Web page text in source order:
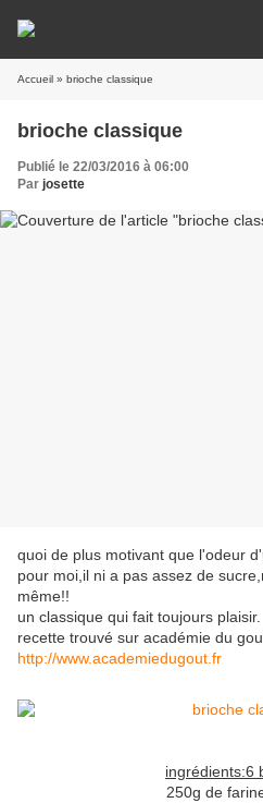
Accueil » brioche classique
brioche classique
Publié le 22/03/2016 à 06:00
Par josette
quoi de plus motivant que l'odeur
pour moi,il ni a pas assez de
même!!
un classique qui fait toujours plaisir.
recette trouvé sur académie du
http://www.academiedugout.fr
ingrédients:6
250g de